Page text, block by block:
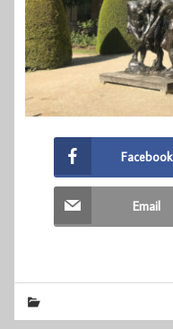
Facebook
Email